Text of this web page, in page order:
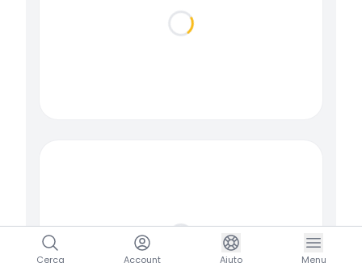
Loading...
Loading...
Cerca Account Aiuto Menu